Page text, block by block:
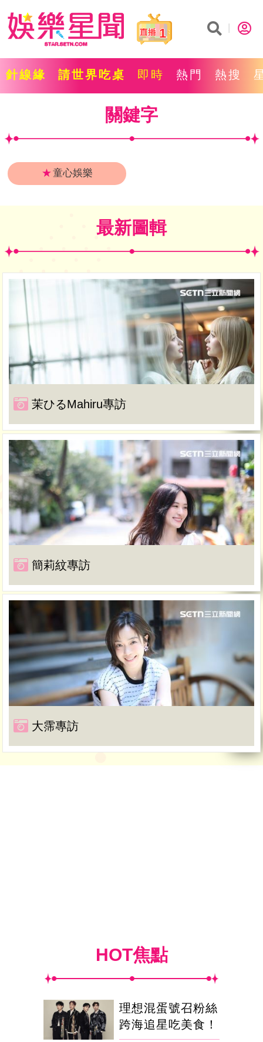
1
針線緣 請世界吃桌 即時 熱門 熱搜
關鍵字
★童心娛樂
最新圖輯
茉ひるMahiru專訪
簡莉紋專訪
大霈專訪
HOT焦點
理想混蛋號召粉絲
跨海追星吃美食！